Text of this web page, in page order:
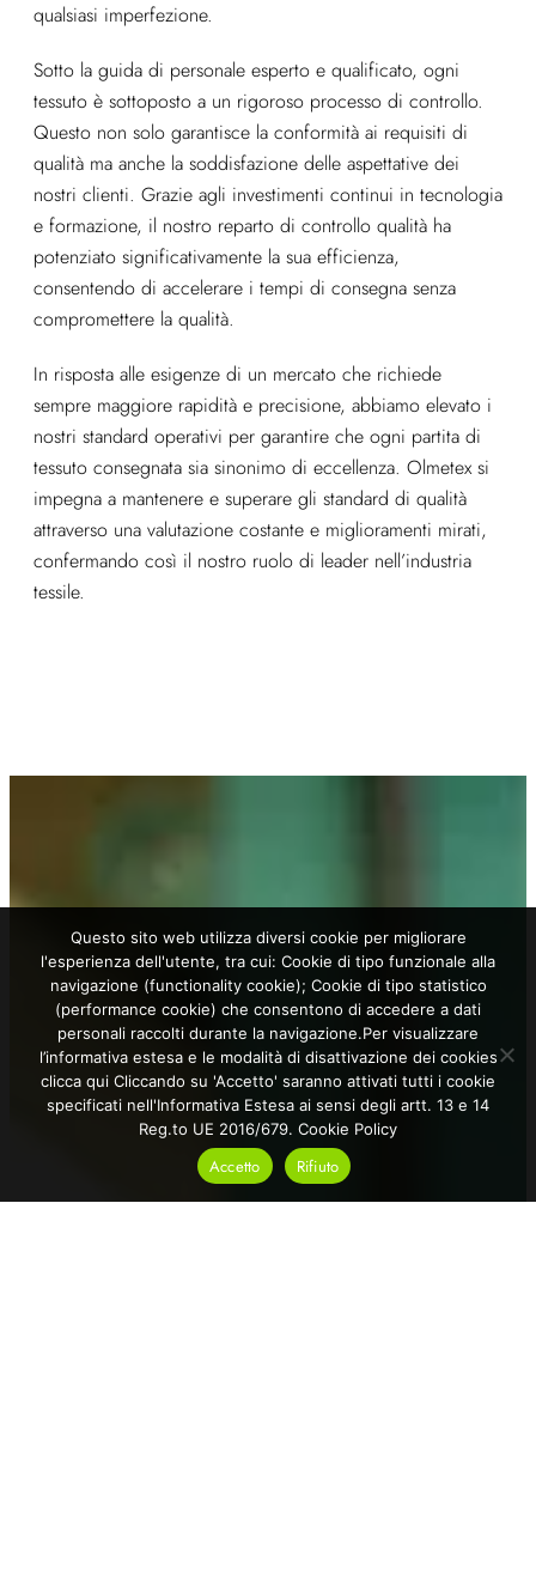
qualsiasi imperfezione.
Sotto la guida di personale esperto e qualificato, ogni
tessuto è sottoposto a un rigoroso processo di controllo.
Questo non solo garantisce la conformità ai requisiti di
qualità ma anche la soddisfazione delle aspettative dei
nostri clienti. Grazie agli investimenti continui in tecnologia
e formazione, il nostro reparto di controllo qualità ha
potenziato significativamente la sua efficienza,
consentendo di accelerare i tempi di consegna senza
compromettere la qualità.
In risposta alle esigenze di un mercato che richiede
sempre maggiore rapidità e precisione, abbiamo elevato i
nostri standard operativi per garantire che ogni partita di
tessuto consegnata sia sinonimo di eccellenza. Olmetex si
impegna a mantenere e superare gli standard di qualità
attraverso una valutazione costante e miglioramenti mirati,
confermando così il nostro ruolo di leader nell’industria
tessile.
Questo sito web utilizza diversi cookie per migliorare
l'esperienza dell'utente, tra cui: Cookie di tipo funzionale alla
navigazione (functionality cookie); Cookie di tipo statistico
(performance cookie) che consentono di accedere a dati
personali raccolti durante la navigazione.Per visualizzare
l’informativa estesa e le modalità di disattivazione dei cookies
clicca qui Cliccando su 'Accetto' saranno attivati tutti i cookie
specificati nell'Informativa Estesa ai sensi degli artt. 13 e 14
Reg.to UE 2016/679. Cookie Policy
Accetto Rifiuto